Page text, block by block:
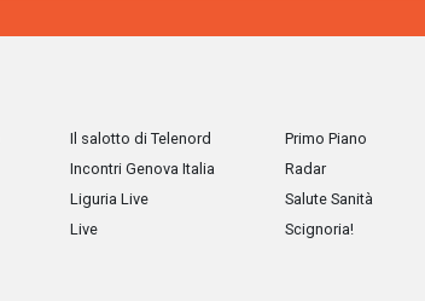
Il salotto di Telenord
Incontri Genova Italia
Liguria Live
Live
Primo Piano
Radar
Salute Sanità
Scignoria!